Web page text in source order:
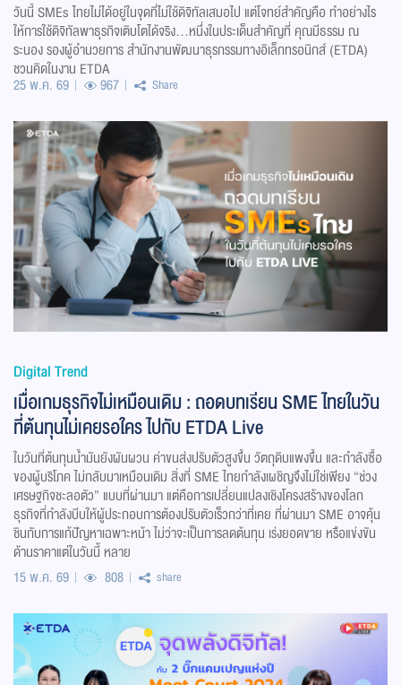
วันนี้ SMEs ไทยไม่ได้อยู่ในจุดที่ไม่ใช้ดิจิทัลเสมอไป แต่โจทย์สำคัญคือ ทำอย่างไร
ให้การใช้ดิจิทัลพาธุรกิจเติบโตได้จริง...หนึ่งในประเด็นสำคัญที่ คุณมีธรรม ณ
ระนอง รองผู้อำนวยการ สำนักงานพัฒนาธุรกรรมทางอิเล็กทรอนิกส์ (ETDA)
ชวนคิดในงาน ETDA
25 พ.ค. 69 967 Share
Digital Trend
เมื่อเกมธุรกิจไม่เหมือนเดิม : ถอดบทเรียน SME ไทยในวัน
ที่ต้นทุนไม่เคยรอใคร ไปกับ ETDA Live
ในวันที่ต้นทุนน้ำมันยังผันผวน ค่าขนส่งปรับตัวสูงขึ้น วัตถุดิบแพงขึ้น และกำลังซื้อ
ของผู้บริโภค ไม่กลับมาเหมือนเดิม สิ่งที่ SME ไทยกำลังเผชิญจึงไม่ใช่เพียง “ช่วง
เศรษฐกิจชะลอตัว” แบบที่ผ่านมา แต่คือการเปลี่ยนแปลงเชิงโครงสร้างของโลก
ธุรกิจที่กำลังบีบให้ผู้ประกอบการต้องปรับตัวเร็วกว่าที่เคย ที่ผ่านมา SME อาจคุ้น
ชินกับการแก้ปัญหาเฉพาะหน้า ไม่ว่าจะเป็นการลดต้นทุน เร่งยอดขาย หรือแข่งขัน
ด้านราคาแต่ในวันนี้ หลาย
15 พ.ค. 69
808 share